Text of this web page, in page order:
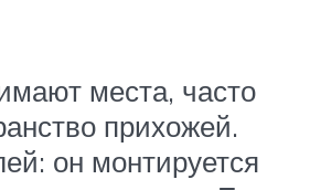
места, часто
прихожей.
он монтируется